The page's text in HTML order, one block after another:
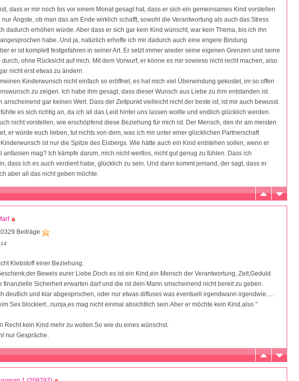
dass er mir noch bis vor einem Monat gesagt hat, dass er sich ein gemeinsames Kind vorstellen
nur Ängste, ob man das am Ende wirklich schafft, sowohl die Verantwortung als auch das Stress
dadurch erhöhen würde. Aber dass er sich gar kein Kind wünscht, war kein Thema, bis ich ihn
habe. Und ja, natürlich erhoffe ich mir dadurch auch eine engere Bindung
er ist komplett festgefahren in seiner Art. Er setzt immer wieder seine eigenen Grenzen und seine
ohne Rücksicht auf mich. Mit dem Vorwurf, er könne es mir sowieso nicht recht machen, also
nicht erst etwas zu ändern.
Kinderwunsch nicht einfach so eröffnet, es hat mich viel Überwindung gekostet, im so offen
zu zeigen. Ich habe ihm gesagt, dass dieser Wunsch aus Liebe zu ihm entstanden ist.
anscheinend gar keinen Wert. Dass der Zeitpunkt vielleicht nicht der beste ist, ist mir auch bewusst.
es sich richtig an, da ich all das Leid hinter uns lassen wollte und endlich glücklich werden.
nicht vorstellen, wie erschöpfend diese Beziehung für mich ist. Der Mensch, den ihr am meisten
er würde euch lieben, tut nichts von dem, was ich mir unter einer glücklichen Partnerschaft
ist nur die Spitze des Eisbergs. Wie hätte auch ein Kind entstehen sollen, wenn er
anfassen mag? Ich kämpfe darum, mich nicht wertlos, nicht gut genug zu fühlen. Dass ich
dass ich es auch verdient habe, glücklich zu sein. Und dann kommt jemand, der sagt, dass er
aber all das nicht geben möchte.
Beiträge
Klebstoff einer Beziehung.
Beweis eurer Liebe.Doch es ist ein Kind,ein Mensch der Verantwortung, Zeit,Geduld
finanzielle Sicherheit erwarten darf und die ist dein Mann smscheinend nicht bereit zu geben.
deutlich und klar abgesprochen, oder nur etwas diffuses was eventuell irgendwann irgendwie.....
Sex blockiert...nunja,es mag nicht einmal absichtlich sein.Aber er möchte kein Kind,also "
Recht kein Kind mehr zu wollen.So wie du eines wünschst.
nur Gespräche.